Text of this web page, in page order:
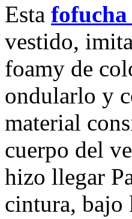
Esta
vestido,
foamy de
ondularlo y
material
cuerpo del
hizo llegar
cintura, bajo